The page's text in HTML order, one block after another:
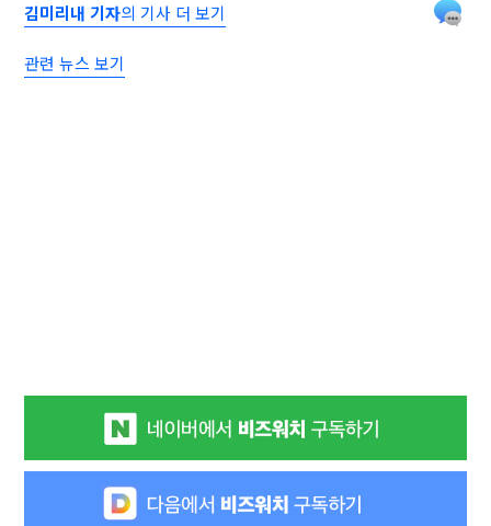
김미리내 기자의 기사 더 보기
관련 뉴스 보기